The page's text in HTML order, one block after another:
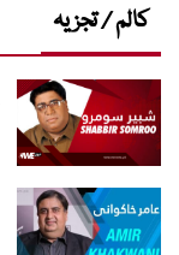
کالم / تجزیہ